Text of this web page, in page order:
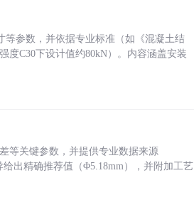
等参数，并依据专业标准（如《混凝土结
度C30下设计值约80kN）。内容涵盖安装
等关键参数，并提供专业数据来源
给出精确推荐值（Φ5.18mm），并附加工艺